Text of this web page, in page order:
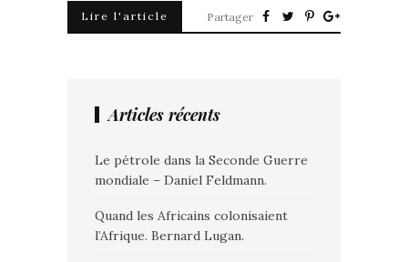
Lire l'article Partager
Articles récents
Le pétrole dans la Seconde Guerre
mondiale – Daniel Feldmann.
Quand les Africains colonisaient
l’Afrique. Bernard Lugan.